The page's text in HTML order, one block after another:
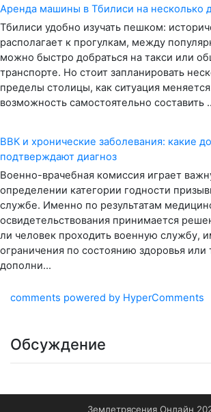
Аренда машины в Тбилиси на несколько
Тбилиси удобно изучать пешком:
располагает к прогулкам, между
можно быстро добраться на такси или
транспорте. Но стоит запланировать
пределы столицы, как ситуация
возможность самостоятельно составить
ВВК и хронические заболевания: какие
подтверждают диагноз
Военно-врачебная комиссия играет
определении категории годности
службе. Именно по результатам
освидетельствования принимается
ли человек проходить военную службу,
ограничения по состоянию здоровья или
дополни...
comments powered by HyperComments
Обсуждение
Землетрясения Онлайн